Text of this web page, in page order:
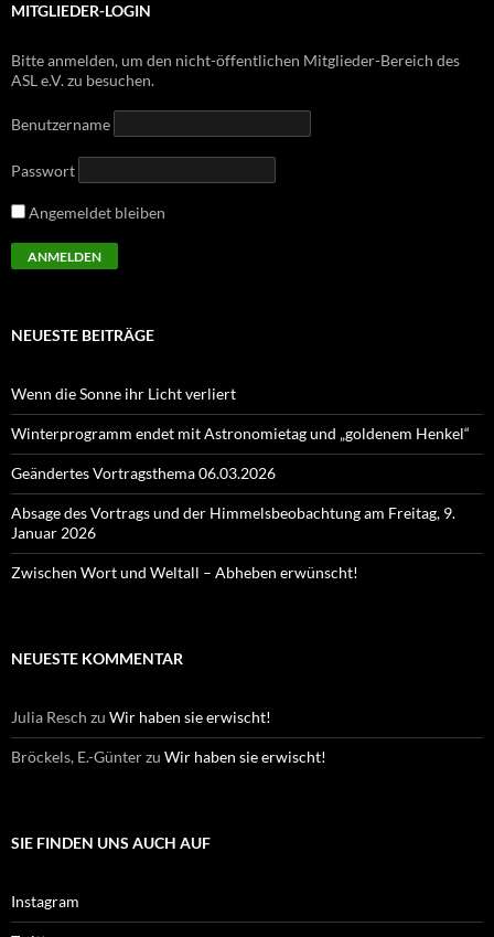
MITGLIEDER-LOGIN
Bitte anmelden, um den nicht-öffentlichen Mitglieder-Bereich des
ASL e.V. zu besuchen.
Benutzername
Passwort
Angemeldet bleiben
NEUESTE BEITRÄGE
Wenn die Sonne ihr Licht verliert
Winterprogramm endet mit Astronomietag und „goldenem Henkel“
Geändertes Vortragsthema 06.03.2026
Absage des Vortrags und der Himmelsbeobachtung am Freitag, 9.
Januar 2026
Zwischen Wort und Weltall – Abheben erwünscht!
NEUESTE KOMMENTAR
Julia Resch zu Wir haben sie erwischt!
Bröckels, E.-Günterzu Wir haben sie erwischt!
SIE FINDEN UNS AUCH AUF
Instagram